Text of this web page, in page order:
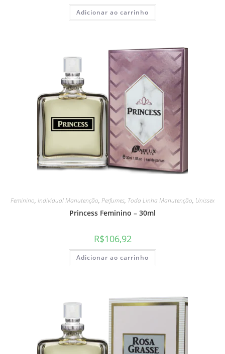
Adicionar ao carrinho
Feminino, Individual Manutenção, Perfumes, Toda Linha Manutenção, Unissex
Princess Feminino – 30ml
R$106,92
Adicionar ao carrinho